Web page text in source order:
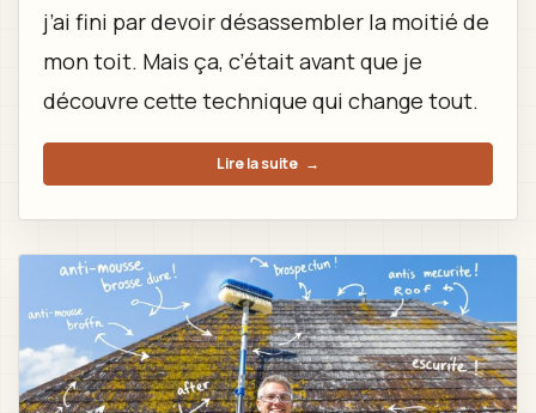
j’ai fini par devoir désassembler la moitié de
mon toit. Mais ça, c’était avant que je
découvre cette technique qui change tout.
Lire la suite →